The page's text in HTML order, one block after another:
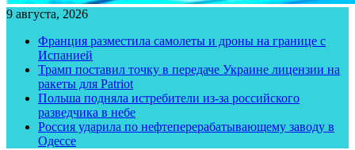
9 августа, 2026
Франция разместила самолеты и дроны на границе с
Испанией
Трамп поставил точку в передаче Украине лицензии на
ракеты для Patriot
Польша подняла истребители из-за российского
разведчика в небе
Россия ударила по нефтеперерабатывающему заводу в
Одессе